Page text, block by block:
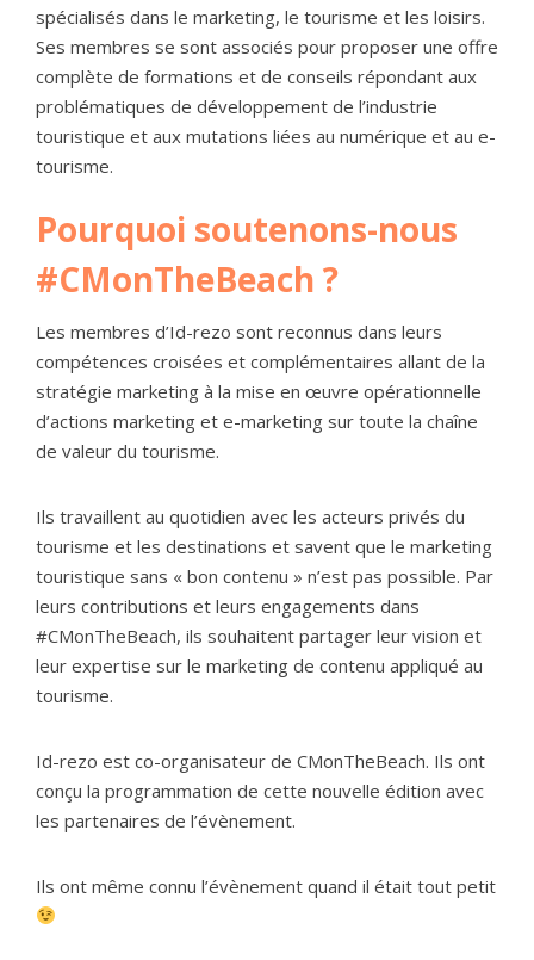
spécialisés dans le marketing, le tourisme et les loisirs.
Ses membres se sont associés pour proposer une offre
complète de formations et de conseils répondant aux
problématiques de développement de l’industrie
touristique et aux mutations liées au numérique et au e-
tourisme.
Pourquoi soutenons-nous
#CMonTheBeach ?
Les membres d’Id-rezo sont reconnus dans leurs
compétences croisées et complémentaires allant de la
stratégie marketing à la mise en œuvre opérationnelle
d’actions marketing et e-marketing sur toute la chaîne
de valeur du tourisme.
Ils travaillent au quotidien avec les acteurs privés du
tourisme et les destinations et savent que le marketing
touristique sans « bon contenu » n’est pas possible. Par
leurs contributions et leurs engagements dans
#CMonTheBeach, ils souhaitent partager leur vision et
leur expertise sur le marketing de contenu appliqué au
tourisme.
Id-rezo est co-organisateur de CMonTheBeach. Ils ont
conçu la programmation de cette nouvelle édition avec
les partenaires de l’évènement.
Ils ont même connu l’évènement quand il était tout petit